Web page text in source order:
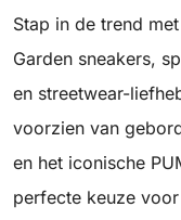
Stap in de trend
Garden sneakers,
en streetwear-
voorzien van
en het iconische
perfecte keuze